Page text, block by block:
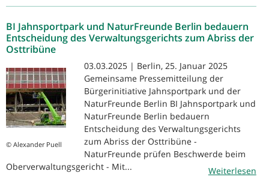
BI Jahnsportpark und NaturFreunde Berlin bedauern
Entscheidung des Verwaltungsgerichts zum Abriss der
Osttribüne
© Alexander Puell
03.03.2025 | Berlin, 25. Januar 2025
Gemeinsame Pressemitteilung der
Bürgerinitiative Jahnsportpark und der
NaturFreunde Berlin BI Jahnsportpark und
NaturFreunde Berlin bedauern
Entscheidung des Verwaltungsgerichts
zum Abriss der Osttribüne -
NaturFreunde prüfen Beschwerde beim
Oberverwaltungsgericht - Mit...
Weiterlesen